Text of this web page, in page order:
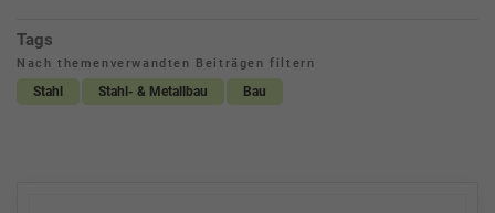
Tags
Nach themenverwandten Beiträgen filtern
Stahl Stahl- & Metallbau Bau